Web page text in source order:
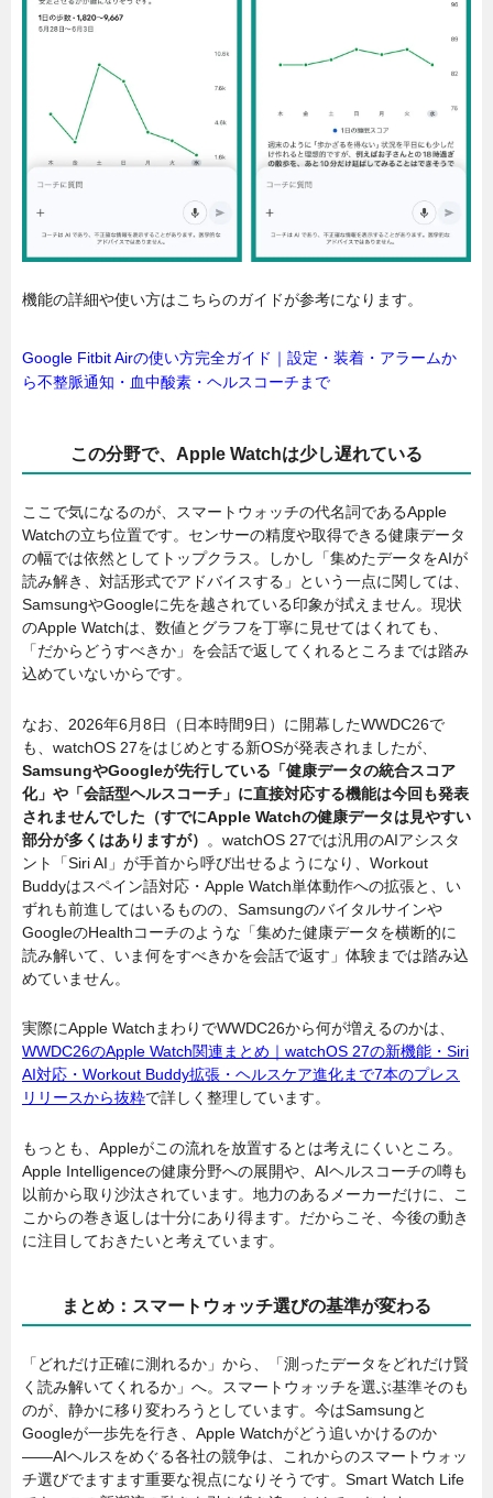
機能の詳細や使い方はこちらのガイドが参考になります。
Google Fitbit Airの使い方完全ガイド｜設定・装着・アラームか
ら不整脈通知・血中酸素・ヘルスコーチまで
この分野で、Apple Watchは少し遅れている
ここで気になるのが、スマートウォッチの代名詞であるApple
Watchの立ち位置です。センサーの精度や取得できる健康データ
の幅では依然としてトップクラス。しかし「集めたデータをAIが
読み解き、対話形式でアドバイスする」という一点に関しては、
SamsungやGoogleに先を越されている印象が拭えません。現状
のApple Watchは、数値とグラフを丁寧に見せてはくれても、
「だからどうすべきか」を会話で返してくれるところまでは踏み
込めていないからです。
なお、2026年6月8日（日本時間9日）に開幕したWWDC26で
も、watchOS 27をはじめとする新OSが発表されましたが、
SamsungやGoogleが先行している「健康データの統合スコア
化」や「会話型ヘルスコーチ」に直接対応する機能は今回も発表
されませんでした（すでにApple Watchの健康データは見やすい
部分が多くはありますが）
。watchOS 27では汎用のAIアシスタ
ント「Siri AI」が手首から呼び出せるようになり、Workout
Buddyはスペイン語対応・Apple Watch単体動作への拡張と、い
ずれも前進してはいるものの、Samsungのバイタルサインや
GoogleのHealthコーチのような「集めた健康データを横断的に
読み解いて、いま何をすべきかを会話で返す」体験までは踏み込
めていません。
実際にApple WatchまわりでWWDC26から何が増えるのかは、
WWDC26のApple Watch関連まとめ｜watchOS 27の新機能・Siri
AI対応・Workout Buddy拡張・ヘルスケア進化まで7本のプレス
リリースから抜粋で詳しく整理しています。
もっとも、Appleがこの流れを放置するとは考えにくいところ。
Apple Intelligenceの健康分野への展開や、AIヘルスコーチの噂も
以前から取り沙汰されています。地力のあるメーカーだけに、こ
こからの巻き返しは十分にあり得ます。だからこそ、今後の動き
に注目しておきたいと考えています。
まとめ：スマートウォッチ選びの基準が変わる
「どれだけ正確に測れるか」から、「測ったデータをどれだけ賢
く読み解いてくれるか」へ。スマートウォッチを選ぶ基準そのも
のが、静かに移り変わろうとしています。今はSamsungと
Googleが一歩先を行き、Apple Watchがどう追いかけるのか
――AIヘルスをめぐる各社の競争は、これからのスマートウォッ
チ選びでますます重要な視点になりそうです。Smart Watch Life